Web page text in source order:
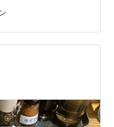
モチモチになっ
いな。濃厚な魚介の
るのと同じ味だ。そ
ここまで真似るも
べたのとほぼ同じ